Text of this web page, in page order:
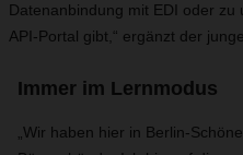
Datenanbindung mit EDI oder
API-Portal gibt,“ ergänzt der
Immer im Lernmodus
„Wir haben hier in Berlin-